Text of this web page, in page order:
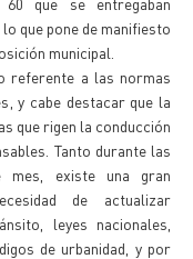
que pone de manifiesto
municipal.
referente a las normas
y cabe destacar que la
que rigen la conducción
Tanto durante las
mes, existe una gran
de actualizar
leyes nacionales,
de urbanidad, y por